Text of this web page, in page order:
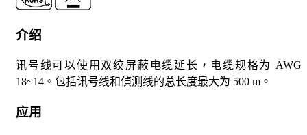
介绍
讯号线可以使用双绞屏蔽电缆延长，电缆规格为 AWG
18~14。包括讯号线和偵测线的总长度最大为 500 m。
应用